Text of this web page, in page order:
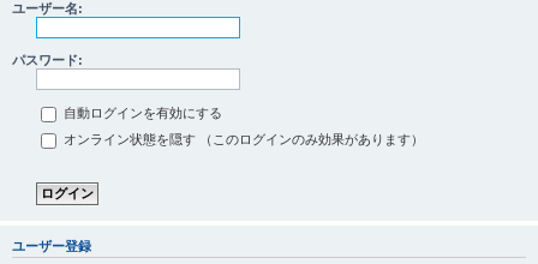
ユーザー名:
パスワード:
自動ログインを有効にする
オンライン状態を隠す （このログインのみ効果があります）
ユーザー登録